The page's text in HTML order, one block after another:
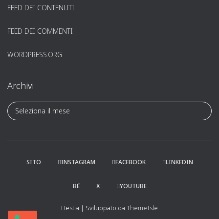
FEED DEI CONTENUTI
FEED DEI COMMENTI
WORDPRESS.ORG
Archivi
A
r
h
SITO INSTAGRAM FACEBOOK LINKEDIN
BĒ X YOUTUBE
Hestia | Sviluppato da ThemeIsle